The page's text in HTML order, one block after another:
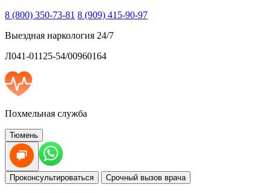
8 (800) 350-73-81 8 (909) 415-90-97
Выездная наркология 24/7
Л041-01125-54/00960164
Похмельная служба
Тюмень
Проконсультироваться Срочный вызов врача